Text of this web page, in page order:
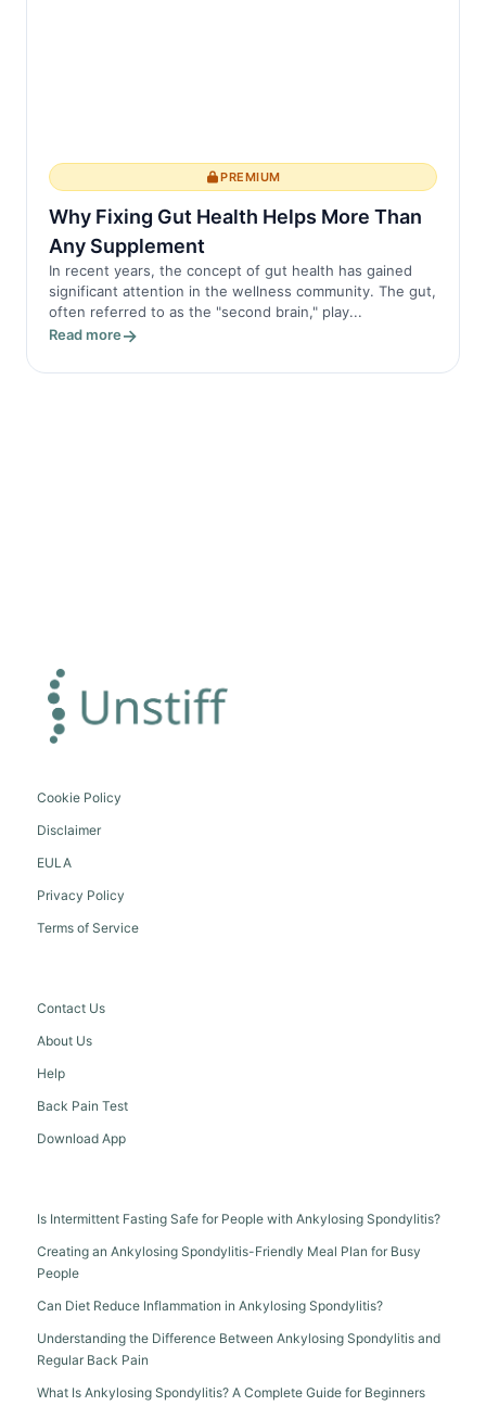
PREMIUM
Why Fixing Gut Health Helps More Than
Any Supplement
In recent years, the concept of gut health has gained
significant attention in the wellness community. The gut,
often referred to as the "second brain," play...
Read more
Cookie Policy
Disclaimer
EULA
Privacy Policy
Terms of Service
Contact Us
About Us
Help
Back Pain Test
Download App
Is Intermittent Fasting Safe for People with Ankylosing Spondylitis?
Creating an Ankylosing Spondylitis-Friendly Meal Plan for Busy
People
Can Diet Reduce Inflammation in Ankylosing Spondylitis?
Understanding the Difference Between Ankylosing Spondylitis and
Regular Back Pain
What Is Ankylosing Spondylitis? A Complete Guide for Beginners